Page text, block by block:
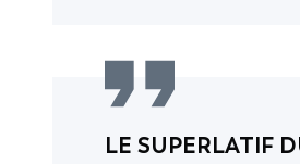
LE SUPERLATIF